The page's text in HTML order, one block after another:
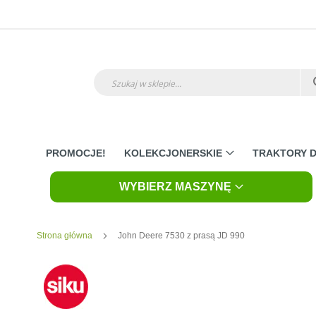
PROMOCJE! KOLEKCJONERSKIE TRAKTORY
WYBIERZ MASZYNĘ
Strona główna John Deere 7530 z prasą JD 990
the
end